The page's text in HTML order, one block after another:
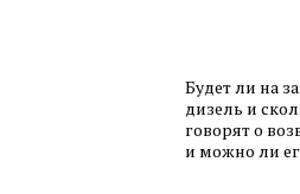
Будет ли на
дизель и
говорят о
и можно ли